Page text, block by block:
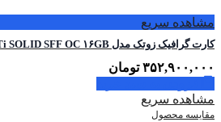
مشاهده سریع
کارت گرافیک زوتک مدل RTX ۵۰۷۰ Ti SOLID SFF OC ۱۶GB
۳۵۲,۹۰۰,۰۰۰ تومان
مشاهده سریع
مقایسه محصول